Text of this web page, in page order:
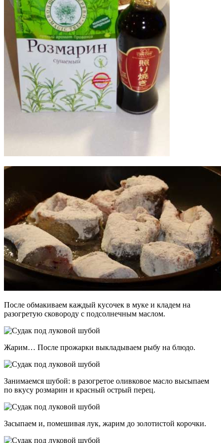
После обмакиваем каждый кусочек в муке и кладем на
разогретую сковороду с подсолнечным маслом.
Жарим… После прожарки выкладываем рыбу на блюдо.
Занимаемся шубой: в разогретое оливковое масло высыпаем
по вкусу розмарин и красный острый перец.
Засыпаем и, помешивая лук, жарим до золотистой корочки.